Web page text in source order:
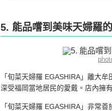
5. 能品嚐到美味天婦羅
「旬菜天婦羅 EGASHIRA」離大
深受福岡當地居民的愛戴。店內擁
「旬菜天婦羅 EGASHIRA」非常